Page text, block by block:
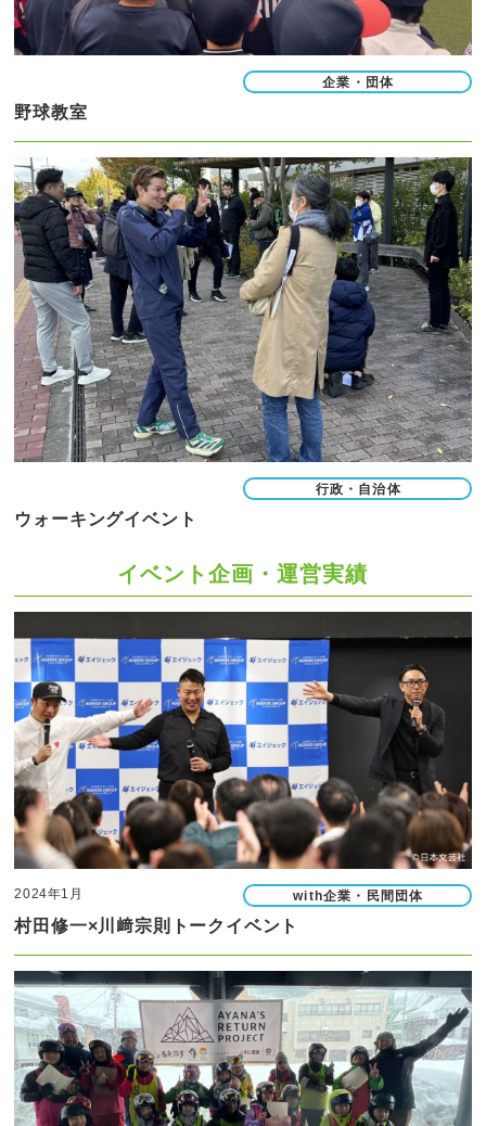
企業・団体
野球教室
行政・自治体
ウォーキングイベント
イベント企画・運営実績
2024年1月 with企業・民間団体
村田修一×川﨑宗則トークイベント